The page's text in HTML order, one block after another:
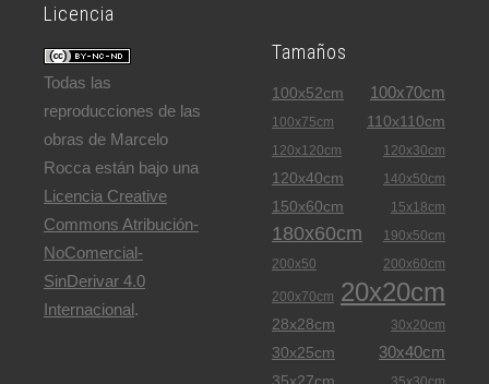
Licencia
Todas las
reproducciones de las
obras de Marcelo
Rocca están bajo una
Licencia Creative
Commons Atribución-
NoComercial-
SinDerivar 4.0
Internacional.
Tamaños
100x52cm 100x70cm
100x75cm 110x110cm
120x120cm 120x30cm
120x40cm 140x50cm
150x60cm 15x18cm
180x60cm
190x50cm
200x50
200x60cm
200x70cm 20x20cm
28x28cm 30x20cm
30x25cm 30x40cm